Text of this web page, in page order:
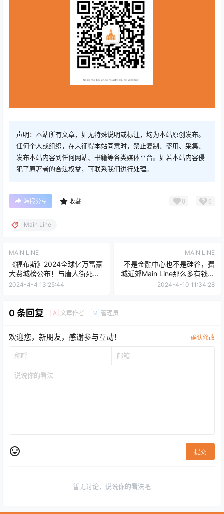
声明：本站所有文章，如无特殊说明或标注，均为本站原创发布。
任何个人或组织，在未征得本站同意时，禁止复制、盗用、采集、
发布本站内容到任何网站、书籍等各类媒体平台。如若本站内容侵
犯了原著者的合法权益，可联系我们进行处理。
海报分享 收藏 0 0
Main Line
MAIN LINE
《福布斯》2024全球亿万富豪
大费城榜公布！与唐人街死磕
的他首次上榜！宾州首富财富
2024-4-4 13:25:44
MAIN LINE
不是金融中心也不是硅谷，费
城近郊Main Line那么多有钱人
的财富从何而来
2024-4-10 11:34:28
0 条回复 A 文章作者 M 管理员
欢迎您，新朋友，感谢参与互动！ 确认修改
提交
暂无讨论，说说你的看法吧